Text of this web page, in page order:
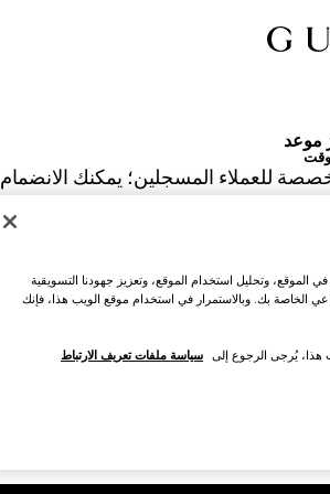
موعد
للعملاء المسجلين؛ يمكنك الانضمام
الموقع، وتحليل استخدام الموقع، وتعزيز جهودنا التسويقية
الخاصة بك. وبالاستمرار في استخدام موقع الويب هذا، فإنك
هذا، يُرجى الرجوع إلى سياسة ملفات تعريف الارتباط